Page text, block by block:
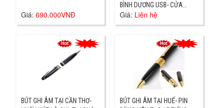
Giá:690.000VNĐ
BÌNH DƯƠNG USB- CỬA
HÀNG TẠI DĨ AN- GIAO NGAY
Giá: Liên hệ
BÚT GHI ÂM TẠI CẦN THƠ-
BÚT GHI ÂM TẠI HUẾ- PIN